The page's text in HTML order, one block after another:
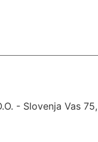
- Slovenja Vas